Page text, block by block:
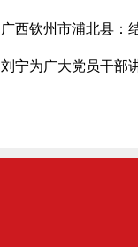
广西钦州市浦北县：
刘宁为广大党员干部